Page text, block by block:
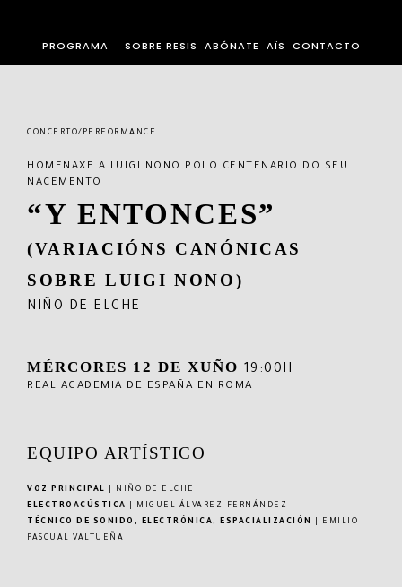
PROGRAMA SOBRE RESIS ABÓNATE AÏS CONTACTO
CONCERTO/PERFORMANCE
HOMENAXE A LUIGI NONO POLO CENTENARIO DO SEU
NACEMENTO
“Y ENTONCES”
(VARIACIÓNS CANÓNICAS
SOBRE LUIGI NONO)
NIÑO DE ELCHE
MÉRCORES 12 DE XUÑO 19:00H
REAL ACADEMIA DE ESPAÑA EN ROMA
EQUIPO ARTÍSTICO
VOZ PRINCIPAL
| NIÑO DE ELCHE
ELECTROACÚSTICA
| MIGUEL ÁLVAREZ-FERNÁNDEZ
TÉCNICO DE SONIDO, ELECTRÓNICA, ESPACIALIZACIÓN
| EMILIO
PASCUAL VALTUEÑA